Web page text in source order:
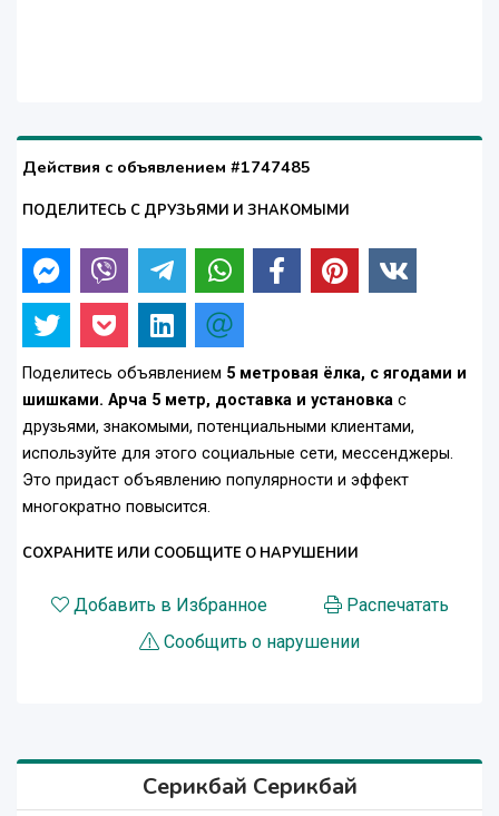
Действия с объявлением #1747485
ПОДЕЛИТЕСЬ С ДРУЗЬЯМИ И ЗНАКОМЫМИ
Поделитесь объявлением 5 метровая ёлка, с ягодами и
шишками. Арча 5 метр, доставка и установка с
друзьями, знакомыми, потенциальными клиентами,
используйте для этого социальные сети, мессенджеры.
Это придаст объявлению популярности и эффект
многократно повысится.
СОХРАНИТЕ ИЛИ СООБЩИТЕ О НАРУШЕНИИ
Добавить в Избранное
Распечатать
Сообщить о нарушении
Серикбай Серикбай